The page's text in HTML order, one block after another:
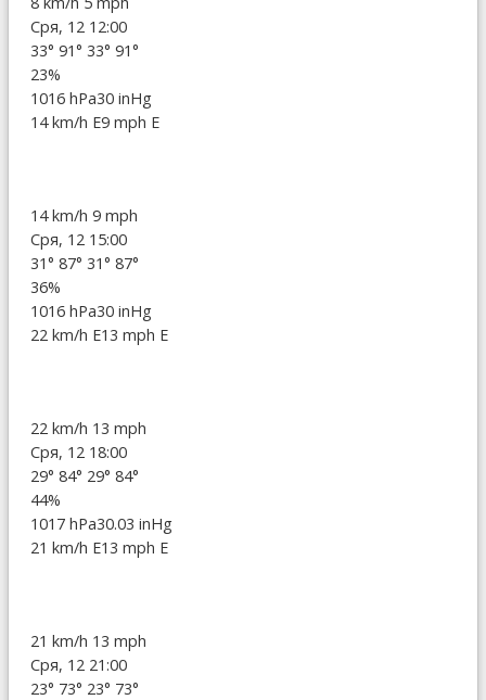
Сря, 12 12:00
33° 91° 33° 91°
23%
1016 hPa30 inHg
14 km/h E9 mph E
14 km/h 9 mph
Сря, 12 15:00
31° 87° 31° 87°
36%
1016 hPa30 inHg
22 km/h E13 mph E
22 km/h 13 mph
Сря, 12 18:00
29° 84° 29° 84°
44%
1017 hPa30.03 inHg
21 km/h E13 mph E
21 km/h 13 mph
Сря, 12 21:00
23° 73° 23° 73°